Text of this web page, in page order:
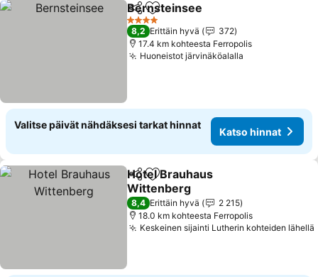
Jaa Lisää suosikkeihin
Bernsteinsee
4 Tähtiluokitus
8,2 Erittäin hyvä
372
17.4 km kohteesta Ferropolis
Huoneistot järvinäköalalla
Valitse päivät nähdäksesi tarkat hinnat
Katso hinnat
Jaa Lisää suosikkeihin
Hotel Brauhaus
Wittenberg
Katso hinnat
8,4 Erittäin hyvä
2 215
18.0 km kohteesta Ferropolis
Keskeinen sijainti Lutherin kohteiden lähellä